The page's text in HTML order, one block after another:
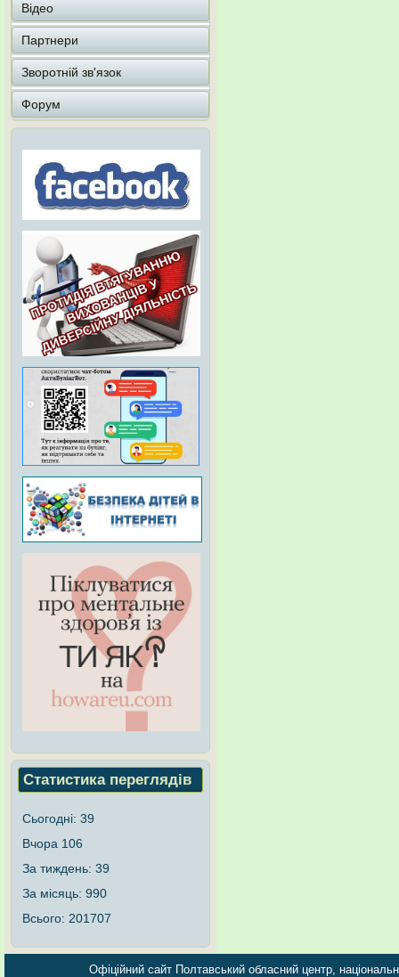
Відео
Партнери
Зворотній зв'язок
Форум
Статистика переглядів
Сьогодні: 39
Вчора 106
За тиждень: 39
За місяць: 990
Всього: 201707
Офіційний сайт Полтавський обласний центр,